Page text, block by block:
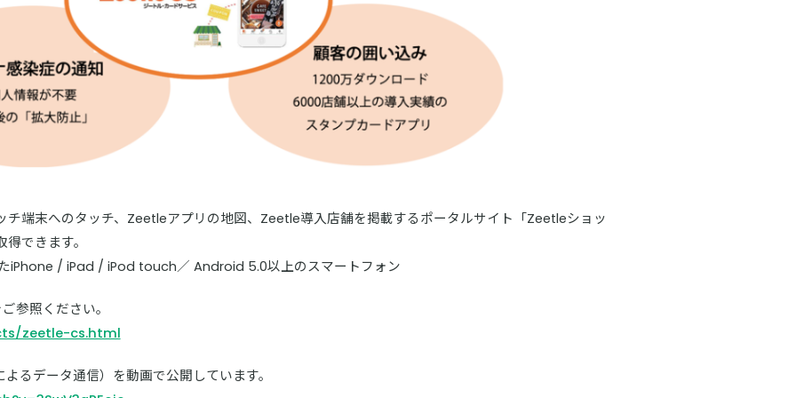
端末へのタッチ、Zeetleアプリの地図、Zeetle導入店舗を掲載するポータルサイト「Zeetleショッ
できます。
iPhone / iPad / iPod touch／ Android 5.0以上のスマートフォン
参照ください。
zeetle-cs.html
るデータ通信）を動画で公開しています。